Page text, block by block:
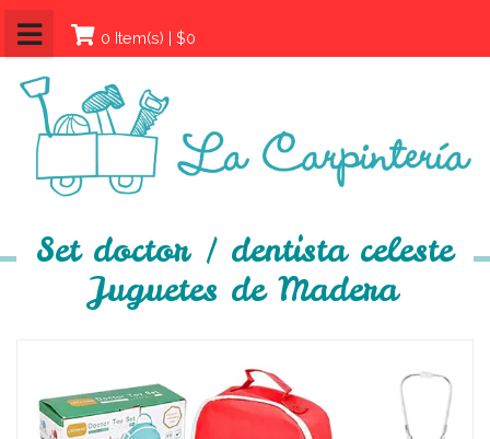
0 Item(s) | $0
Set doctor / dentista celeste
Juguetes de Madera